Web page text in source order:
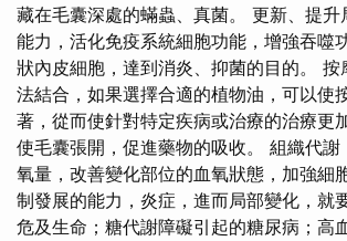
藏在毛囊深處的蟎蟲、真菌。 更新、提升
能力，活化免疫系統細胞功能，增強吞噬
狀內皮細胞，達到消炎、抑菌的目的。 按
法結合，如果選擇合適的植物油，可以使
著，從而使針對特定疾病或治療的治療更
使毛囊張開，促進藥物的吸收。 組織代謝
氧量，改善變化部位的血氧狀態，加強細
制發展的能力，炎症，進而局部變化，就
危及生命；糖代謝障礙引起的糖尿病；高